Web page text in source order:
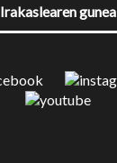
Irakaslearen gunea